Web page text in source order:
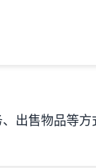
出售物品等